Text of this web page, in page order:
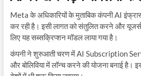
Meta के अधिकारियों के मुताबिक कंपनी AI
कर रही है। इसी लागत को संतुलित करने और
लिए यह सब्सक्रिप्शन मॉडल लाया गया है।
कंपनी ने शुरुआती चरण में AI Subscription
और बोलिविया में लॉन्च करने की योजना बनाई है।